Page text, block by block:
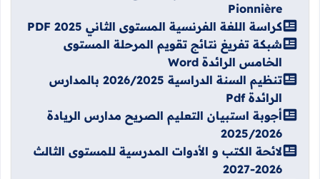
Pionnière
كراسة اللغة الفرنسية المستوى الثاني PDF 2025
شبكة تفريغ نتائج تقويم المرحلة المستوى
الخامس الرائدة Word
تنظيم السنة الدراسية 2026/2025 بالمدارس
الرائدة Pdf
أجوبة استبيان التعليم الصريح مدارس الريادة
2025/2026
لائحة الكتب و الأدوات المدرسية للمستوى الثالث
2026-2027